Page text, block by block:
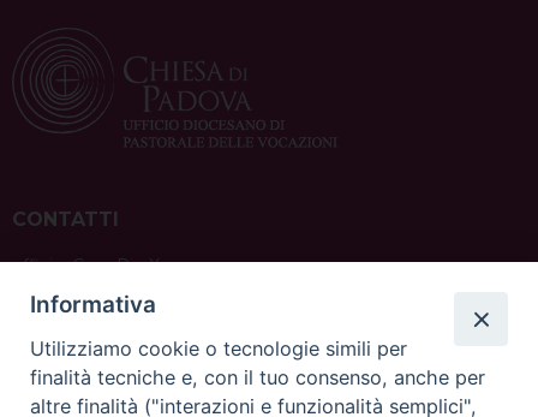
CONTATTI
ufficio: Casa Pio X
via Bonporti, 20 – 35141 Padova
tel: +39 351 619 2354
e mail:ufficiovocazionipadova@gmail.com
Informativa
Utilizziamo cookie o tecnologie simili per
finalità tecniche e, con il tuo consenso, anche per
altre finalità ("interazioni e funzionalità semplici",